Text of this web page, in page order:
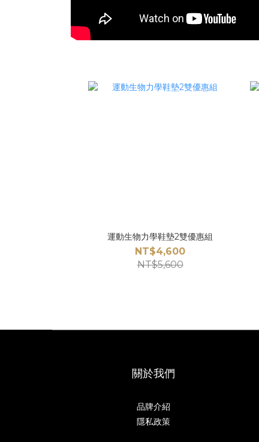
運動生物力學鞋墊2雙優惠組
NT$4,600
NT$5,600
關於我們
品牌介紹
隱私政策